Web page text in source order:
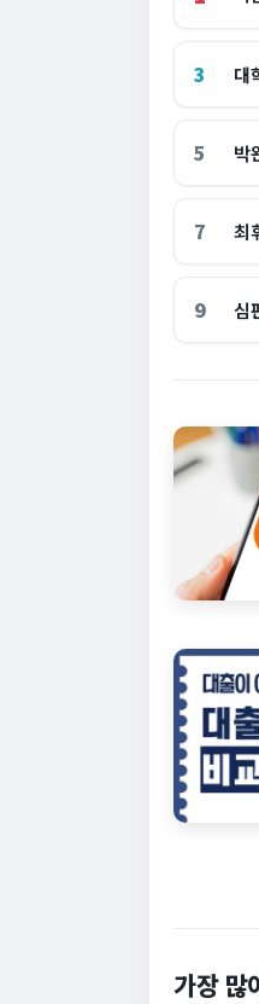
3 대
5 박
7 최
9 심
가장 많